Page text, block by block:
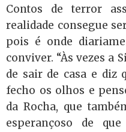
Contos de terror
realidade consegue
pois é onde
conviver. “Às vezes a
de sair de casa e diz
fecho os olhos e
da Rocha, que
esperançoso de